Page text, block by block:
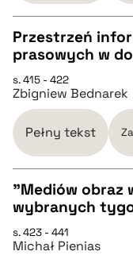
BIBTEX
pobierz cytat
CZYSTY TEKST
pobierz cytat
BIBTEX
pobierz cytat
Przestrzeń
prasowych w
s. 415 - 422
Zbigniew Bednarek
Pełny tekst
CZYSTY TEKST
"Mediów obraz
wybranych
s. 423 - 441
Michał Pienias